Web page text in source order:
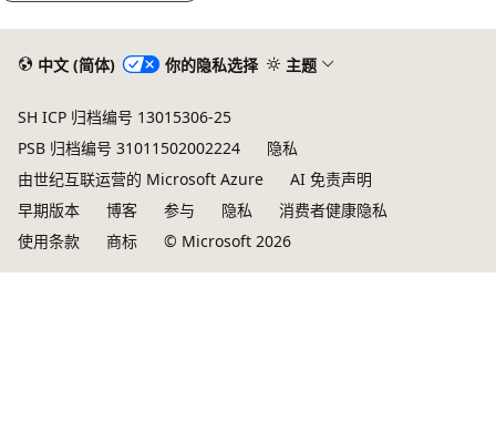
中文 (简体) 你的隐私选择 主题
SH ICP 归档编号 13015306-25
PSB 归档编号 31011502002224
隐私
由世纪互联运营的 Microsoft Azure
AI 免责声明
早期版本
博客 参与 隐私
消费者健康隐私
使用条款
商标 © Microsoft 2026